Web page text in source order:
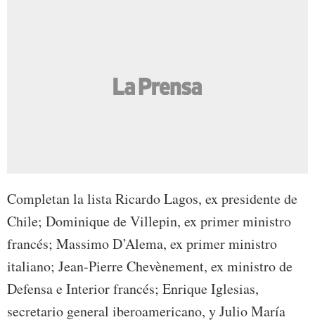
Completan la lista Ricardo Lagos, ex presidente de
Chile; Dominique de Villepin, ex primer ministro
francés; Massimo D’Alema, ex primer ministro
italiano; Jean-Pierre Chevènement, ex ministro de
Defensa e Interior francés; Enrique Iglesias,
secretario general iberoamericano, y Julio María